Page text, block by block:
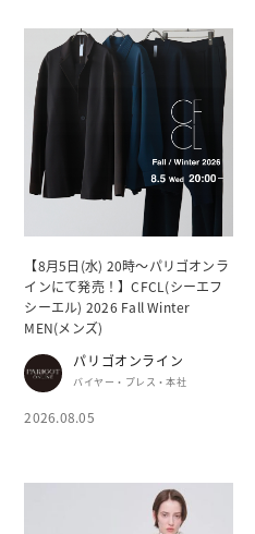
【8月5日(水) 20時～パリゴオンラ
インにて発売！】CFCL(シーエフ
シーエル) 2026 Fall Winter
MEN(メンズ)
パリゴオンライン
バイヤー・プレス・本社
2026.08.05